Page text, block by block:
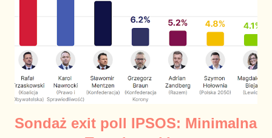
Sondaż exit poll IPSOS: Minimalna